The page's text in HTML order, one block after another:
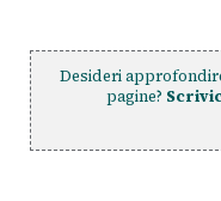
Desideri
pagine?